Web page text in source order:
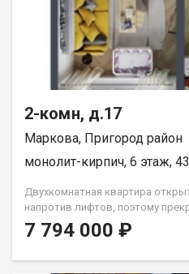
2-комн, д.17
Маркова, Пригород район
монолит-кирпич, 6 этаж,
Двухкомнатная квартира
напротив лифтов, поэтому
маленьким ребёнком или
возможностями. Расположение
7 794 000 ₽